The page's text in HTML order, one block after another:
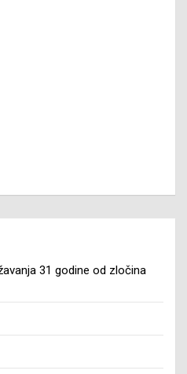
31 godine od zločina